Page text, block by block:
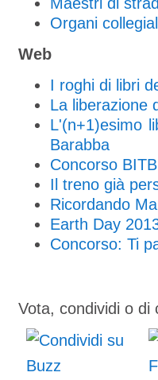
Organi
Web
I roghi di libri
La liberazione
L'(n+1)esimo
Barabba
Concorso
Il treno già
Ricordando
Earth Day
Concorso: Ti
Vota, condividi o di